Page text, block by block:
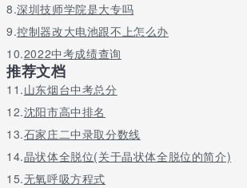
8.深圳技师学院是大专吗
9.控制器改大电池跟不上怎么办
10.2022中考成绩查询
推荐文档
11.山东烟台中考总分
12.沈阳市高中排名
13.石家庄二中录取分数线
14.晶状体全脱位(关于晶状体全脱位的简介)
15.无氧呼吸方程式